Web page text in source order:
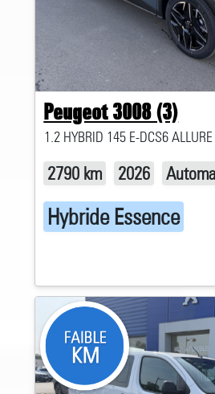
Peugeot 3008 (3)
1.2 HYBRID 145 E-DCS6 ALLURE
2790 km 2026
Hybride Essence